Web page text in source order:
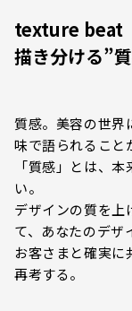
texture beat
描き分ける”
質感。美容の世界
味で語られること
「質感」とは、
い。
デザインの質を上
て、あなたのデザ
お客さまと確実に
再考する。